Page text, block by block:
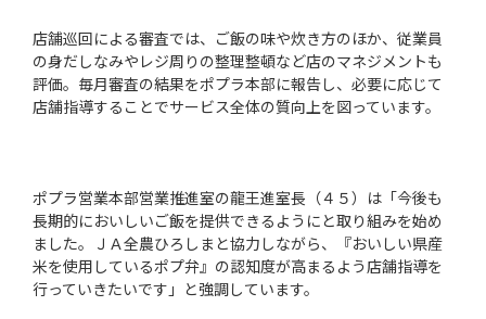
店舗巡回による審査では、ご飯の味や炊き方のほか、従業員
の身だしなみやレジ周りの整理整頓など店のマネジメントも
評価。毎月審査の結果をポプラ本部に報告し、必要に応じて
店舗指導することでサービス全体の質向上を図っています。
ポプラ営業本部営業推進室の龍王進室長（４５）は「今後も
長期的においしいご飯を提供できるようにと取り組みを始め
ました。ＪＡ全農ひろしまと協力しながら、『おいしい県産
米を使用しているポプ弁』の認知度が高まるよう店舗指導を
行っていきたいです」と強調しています。